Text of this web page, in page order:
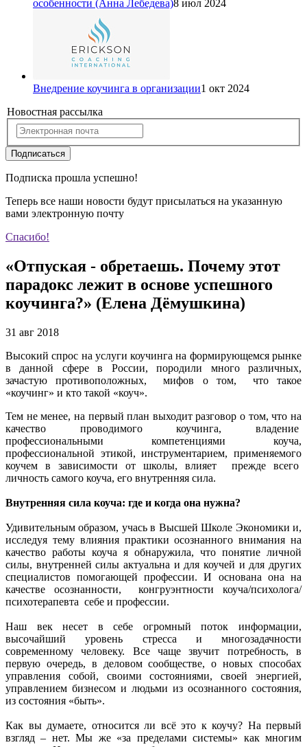
особенности (Анна Лебедева)8 июл 2024
Внедрение коучинга в организации1 окт 2024
Новостная рассылка
Подписаться
Подписка прошла успешно!
Теперь все наши новости будут присылаться на указанную
вами электронную почту
Спасибо!
«Отпуская - обретаешь. Почему этот
парадокс лежит в основе успешного
коучинга?» (Елена Дёмушкина)
31 авг 2018
Высокий спрос на услуги коучинга на формирующемся рынке
в данной сфере в России, породили много различных,
зачастую противоположных, мифов о том, что такое
«коучинг» и кто такой «коуч».
Тем не менее, на первый план выходит разговор о том, что на
качество проводимого коучинга, владение
профессиональными компетенциями коуча,
профессиональной этикой, инструментарием, применяемого
коучем в зависимости от школы, влияет прежде всего
личность самого коуча, его внутренняя сила.
Внутренняя сила коуча: где и когда она нужна?
Удивительным образом, учась в Высшей Школе Экономики и,
исследуя тему влияния практики осознанного внимания на
качество работы коуча я обнаружила, что понятие личной
силы, внутренней силы актуальна и для коучей и для других
специалистов помогающей профессии. И основана она на
качестве осознанности, конгруэнтности коуча/психолога/
психотерапевта себе и профессии.
Наш век несет в себе огромный поток информации,
высочайший уровень стресса и многозадачности
современному человеку. Все чаще звучит потребность, в
первую очередь, в деловом сообществе, о новых способах
управления собой, своими состояниями, своей энергией,
управлением бизнесом и людьми из осознанного состояния,
из состояния «быть».
Как вы думаете, относится ли всё это к коучу? На первый
взгляд – нет. Мы же «за пределами системы» как многим